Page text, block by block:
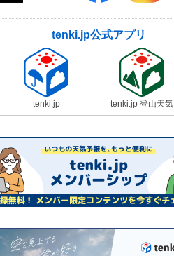
tenki.jp公式アプリ
tenki.jp tenki.jp 登山天気